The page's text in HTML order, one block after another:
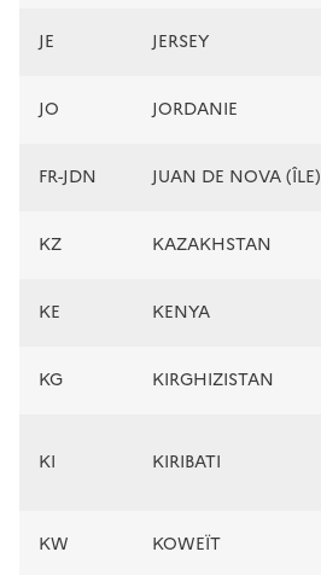
JE JERSEY
JO JORDANIE
FR-JDN JUAN DE NOVA (ÎLE)
KZ KAZAKHSTAN
KE KENYA
KG KIRGHIZISTAN
KI KIRIBATI
KW KOWEÏT